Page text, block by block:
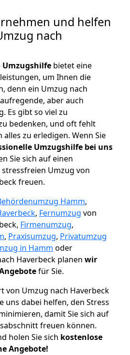
und helfen
nach
Umzugshilfe bietet eine
um Ihnen die
denn ein Umzug nach
aber auch
Es gibt so viel zu
bedenken, und oft fehlt
alles zu erledigen. Wenn Sie
Umzugshilfe bei uns
Sie sich auf einen
Umzug von
freuen.
Hamm,
, Fernumzug von
Firmenumzug,
, Praxisumzug, Privatumzug
in Hamm oder
Haverbeck planen wir
für Sie.
von Umzug nach Haverbeck
uns dabei helfen, den Stress
damit Sie sich auf
freuen können.
holen Sie sich kostenlose
Angebote!